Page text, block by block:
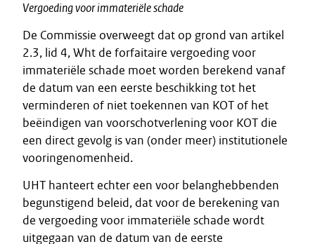
Vergoeding voor immateriële schade
De Commissie overweegt dat op grond van artikel
2.3, lid 4, Wht de forfaitaire vergoeding voor
immateriële schade moet worden berekend vanaf
de datum van een eerste beschikking tot het
verminderen of niet toekennen van KOT of het
beëindigen van voorschotverlening voor KOT die
een direct gevolg is van (onder meer) institutionele
vooringenomenheid.
UHT hanteert echter een voor belanghebbenden
begunstigend beleid, dat voor de berekening van
de vergoeding voor immateriële schade wordt
uitgegaan van de datum van de eerste